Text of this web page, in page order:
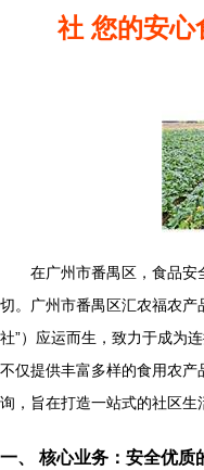
社 您的安心
在广州市番禺区，食品
切。广州市番禺区汇农福农产
社”）应运而生，致力于成为
不仅提供丰富多样的食用农
询，旨在打造一站式的社区生
一、 核心业务：安全优质